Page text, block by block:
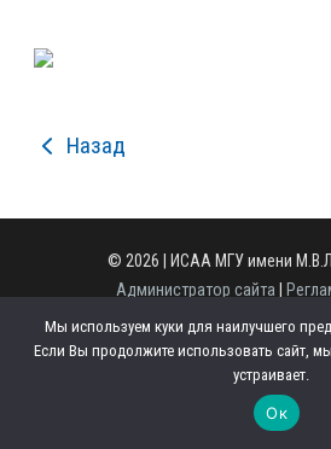
Назад
© 2026 | ИСАА МГУ имени
Администратор сайта |
125009, г. Москва, ул.
Телефон: +7 (495) 629-
Сделано вAble
Мы используем куки для наилучшего
Если Вы продолжите использовать сайт, мы
устраивает.
Ок